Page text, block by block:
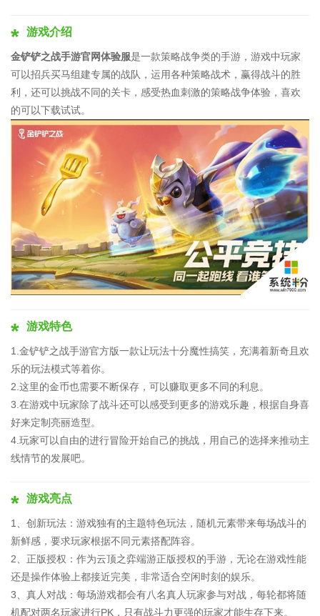
游戏介绍
金铲铲之战手游官网体验服是一款策略战争类的手游，游戏中玩家
可以招兵买马组建专属的战队，运用各种策略战术，赢得战斗的胜
利，还可以挑战不同的关卡，感受热血刺激的策略战争体验，喜欢
的可以下载试试。
游戏特色
1.金铲铲之战手游官方版一款让玩法十分魔性搞笑，充满着新奇且欢
乐的玩法模式等着你。
2.这里的金币也需要不断保存，可以赚取更多不同的利息。
3.在游戏中玩家除了战斗还可以感受到更多的游戏乐趣，根据自身喜
好来定制亮丽造型。
4.玩家可以自由的进行冒险开始自己的挑战，用自己的选择来推动主
线情节的发展吧。
游戏亮点
1、创新玩法：游戏独有的主题特色玩法，随机元素带来每场战斗的
新鲜感，要求玩家根据不同元素搭配阵容。
2、正版授权：作为云顶之弈端游正版授权的手游，无论在游戏性能
还是操作体验上都接近完美，非常适合空闲时刻的娱乐。
3、真人对战：每场游戏都会有八名真人玩家参与对战，每轮都将随
机配对两名玩家进行PK，只有战斗力更强的玩家才能生存下来。